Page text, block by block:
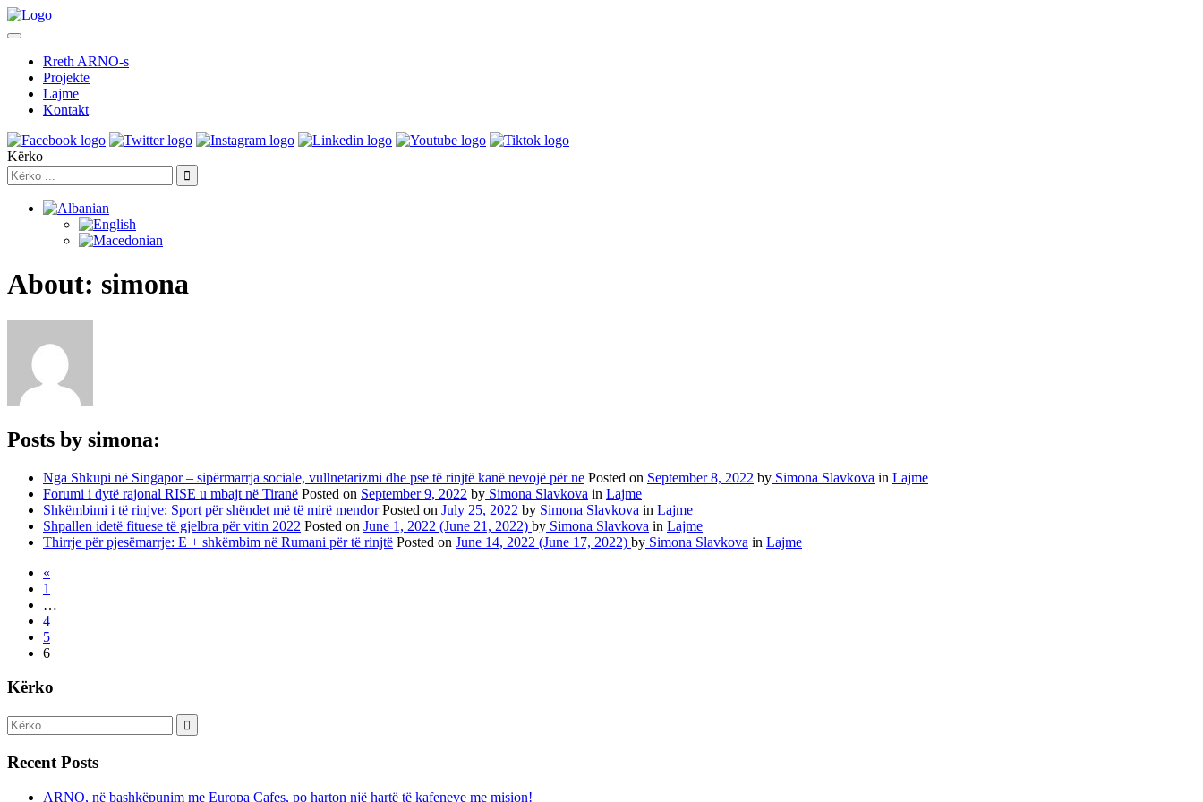
Rreth ARNO-s
Projekte
Lajme
Kontakt
Kërko
About: simona
Posts by simona:
Nga Shkupi në Singapor – sipërmarrja sociale, vullnetarizmi dhe pse të rinjtë kanë nevojë për ne Posted on September 8, 2022 by Simona Slavkova in Lajme
Forumi i dytë rajonal RISE u mbajt në Tiranë Posted on September 9, 2022 by Simona Slavkova in Lajme
Shkëmbimi i të rinjve: Sport për shëndet më të mirë mendor Posted on July 25, 2022 by Simona Slavkova in Lajme
Shpallen idetë fituese të gjelbra për vitin 2022 Posted on June 1, 2022 (June 21, 2022) by Simona Slavkova in Lajme
Thirrje për pjesëmarrje: E + shkëmbim në Rumani për të rinjtë Posted on June 14, 2022 (June 17, 2022) by Simona Slavkova in Lajme
«
1
…
4
5
6
Kërko
Recent Posts
ARNO, në bashkëpunim me Europa Cafes, po harton një hartë të kafeneve me mision!